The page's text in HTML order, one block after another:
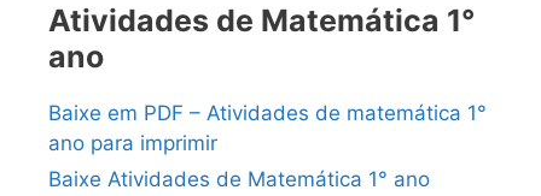
Atividades de Matemática 1°
ano
Baixe em PDF – Atividades de matemática 1°
ano para imprimir
Baixe Atividades de Matemática 1° ano